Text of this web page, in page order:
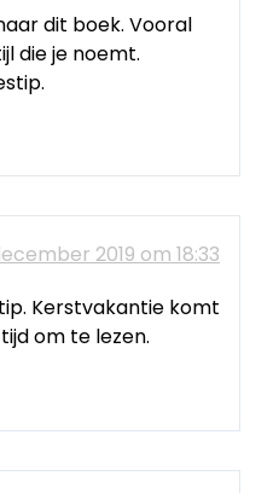
dit boek. Vooral
die je noemt.
2019 om 18:33
Kerstvakantie komt
om te lezen.